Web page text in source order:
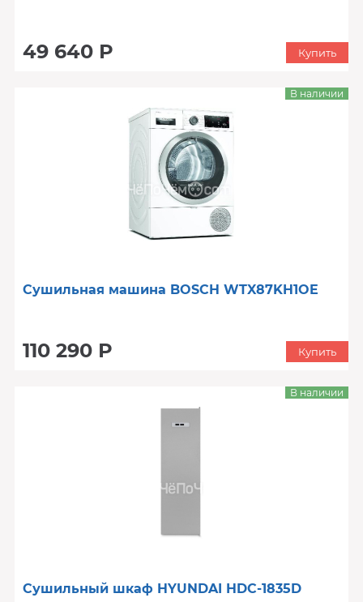
49 640 Р Купить
Сушильная машина BOSCH WTX87KH1OE
110 290 Р
В наличии
Купить
Сушильный шкаф HYUNDAI HDC-1835D
В наличии